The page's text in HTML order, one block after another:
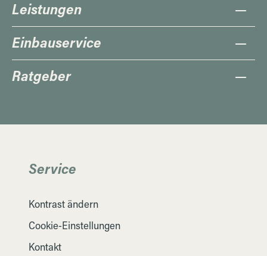
Leistungen
Einbauservice
Ratgeber
Service
Kontrast ändern
Cookie-Einstellungen
Kontakt